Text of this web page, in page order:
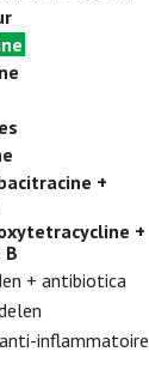
+
+
B
+ antibiotica
inflammatoire